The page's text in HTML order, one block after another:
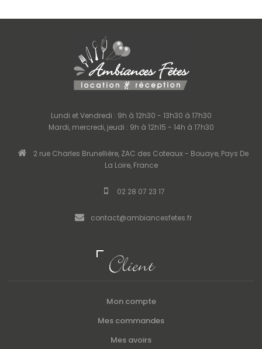
Lundi et Vendredi : 9h à 12h30 - 13h30 à 17h30
Mardi, mercredi, jeudi : 9h à 12h15 - 14h à 17h30
2 rue Charles Brunellière, ZAC des Coteaux - Bouaye, Pays De
La Loire, France
02 28 07 23 17
contact@ambiancesfetes.fr
Client
Mon compte
Mes commandes
Mes avoirs